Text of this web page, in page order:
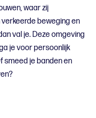
waar zij
beweging en
val je. Deze omgeving
je voor persoonlijk
smeed je banden en